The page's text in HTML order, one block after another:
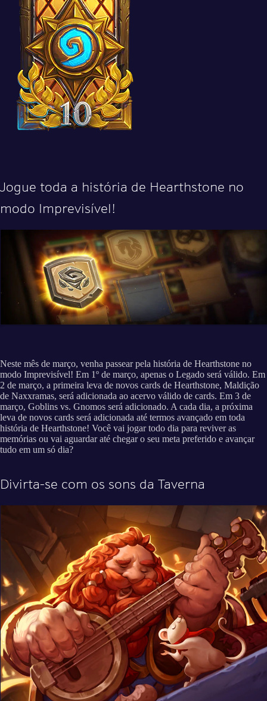
Jogue toda a história de Hearthstone no
modo Imprevisível!
Neste mês de março, venha passear pela história de Hearthstone no
modo Imprevisível! Em 1º de março, apenas o Legado será válido. Em
2 de março, a primeira leva de novos cards de Hearthstone, Maldição
de Naxxramas, será adicionada ao acervo válido de cards. Em 3 de
março, Goblins vs. Gnomos será adicionado. A cada dia, a próxima
leva de novos cards será adicionada até termos avançado em toda
história de Hearthstone! Você vai jogar todo dia para reviver as
memórias ou vai aguardar até chegar o seu meta preferido e avançar
tudo em um só dia?
Divirta-se com os sons da Taverna